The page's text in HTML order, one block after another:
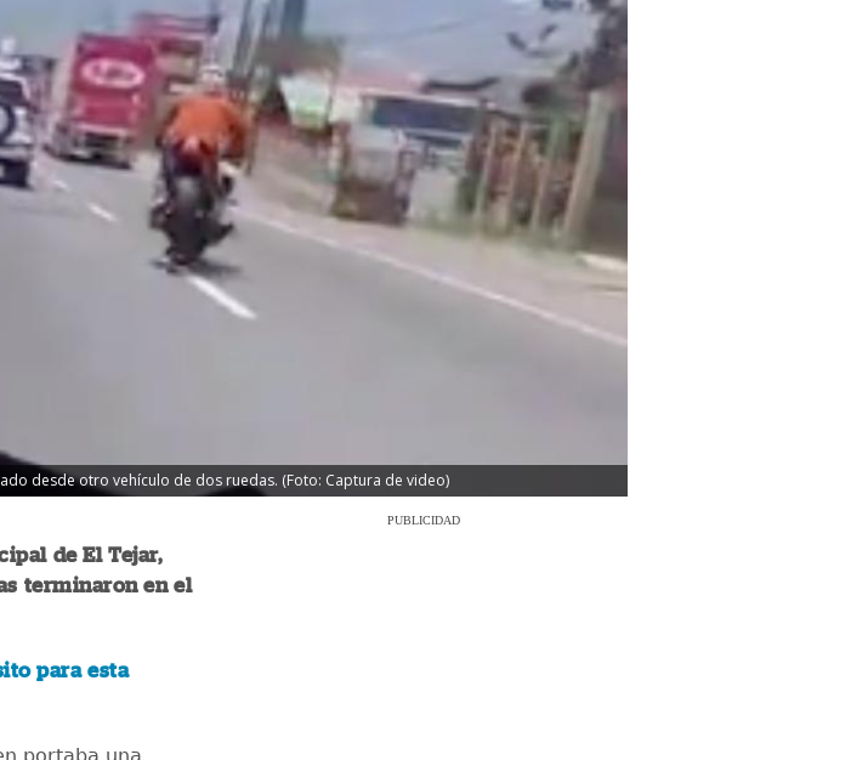
desde otro vehículo de dos ruedas. (Foto: Captura de video)
de El Tejar,
terminaron en el
para esta
PUBLICIDAD